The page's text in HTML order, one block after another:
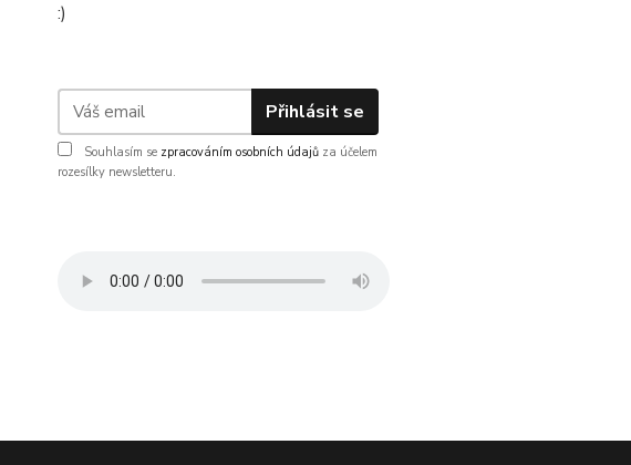
:)
Přihlásit se
Souhlasím se zpracováním osobních údajů za účelem
rozesílky newsletteru.